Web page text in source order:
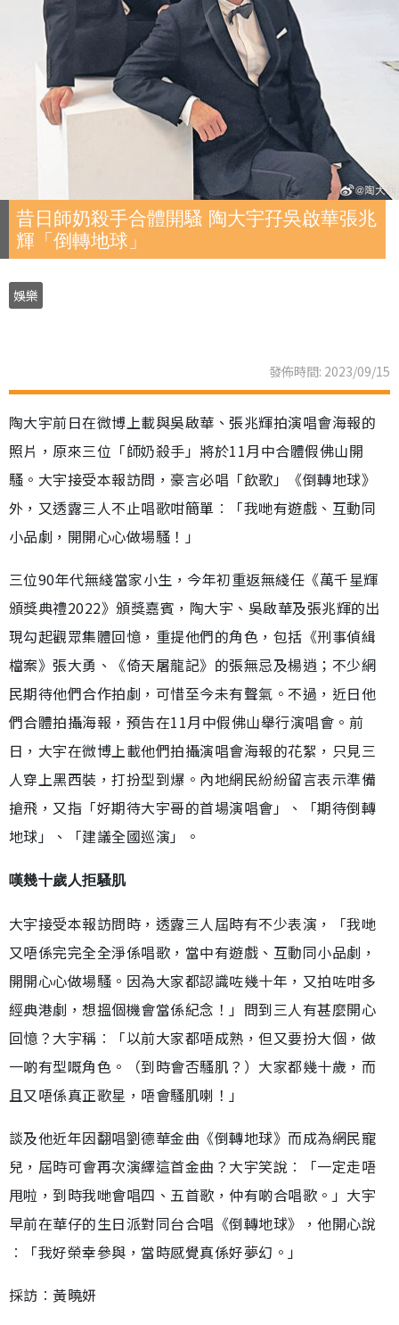
昔日師奶殺手合體開騷 陶大宇孖吳啟華張兆
輝「倒轉地球」
娛樂
發佈時間: 2023/09/15
陶大宇前日在微博上載與吳啟華、張兆輝拍演唱會海報的
照片，原來三位「師奶殺手」將於11月中合體假佛山開
騷。大宇接受本報訪問，豪言必唱「飲歌」《倒轉地球》
外，又透露三人不止唱歌咁簡單︰「我哋有遊戲、互動同
小品劇，開開心心做場騷！」
三位90年代無綫當家小生，今年初重返無綫任《萬千星輝
頒獎典禮2022》頒獎嘉賓，陶大宇、吳啟華及張兆輝的出
現勾起觀眾集體回憶，重提他們的角色，包括《刑事偵緝
檔案》張大勇、《倚天屠龍記》的張無忌及楊逍；不少網
民期待他們合作拍劇，可惜至今未有聲氣。不過，近日他
們合體拍攝海報，預告在11月中假佛山舉行演唱會。前
日，大宇在微博上載他們拍攝演唱會海報的花絮，只見三
人穿上黑西裝，打扮型到爆。內地網民紛紛留言表示準備
搶飛，又指「好期待大宇哥的首場演唱會」、「期待倒轉
地球」、「建議全國巡演」。
嘆幾十歲人拒騷肌
大宇接受本報訪問時，透露三人屆時有不少表演，「我哋
又唔係完完全全淨係唱歌，當中有遊戲、互動同小品劇，
開開心心做場騷。因為大家都認識咗幾十年，又拍咗咁多
經典港劇，想搵個機會當係紀念！」問到三人有甚麼開心
回憶？大宇稱︰「以前大家都唔成熟，但又要扮大個，做
一啲有型嘅角色。（到時會否騷肌？）大家都幾十歲，而
且又唔係真正歌星，唔會騷肌喇！」
談及他近年因翻唱劉德華金曲《倒轉地球》而成為網民寵
兒，屆時可會再次演繹這首金曲？大宇笑說︰「一定走唔
甩啦，到時我哋會唱四、五首歌，仲有啲合唱歌。」大宇
早前在華仔的生日派對同台合唱《倒轉地球》，他開心說
︰「我好榮幸參與，當時感覺真係好夢幻。」
採訪︰黃曉妍